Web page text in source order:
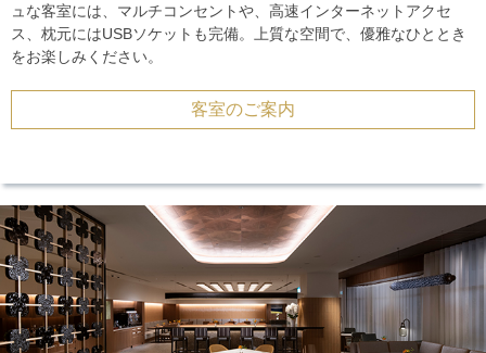
ュな客室には、マルチコンセントや、高速インターネットアクセ
ス、枕元にはUSBソケットも完備。上質な空間で、優雅なひととき
をお楽しみください。
客室のご案内